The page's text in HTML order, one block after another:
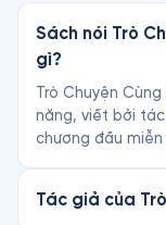
Sách nói Trò
gì?
Trò Chuyện
năng, viết bởi tác
chương đầu miễn
Tác giả của